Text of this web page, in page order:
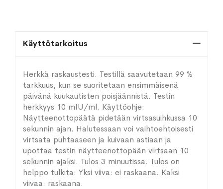
Käyttötarkoitus
Herkkä raskaustesti. Testillä saavutetaan 99 %
tarkkuus, kun se suoritetaan ensimmäisenä
päivänä kuukautisten poisjäännistä. Testin
herkkyys 10 mIU/ml. Käyttöohje:
Näytteenottopäätä pidetään virtsasuihkussa 10
sekunnin ajan. Halutessaan voi vaihtoehtoisesti
virtsata puhtaaseen ja kuivaan astiaan ja
upottaa testin näytteenottopään virtsaan 10
sekunnin ajaksi. Tulos 3 minuutissa. Tulos on
helppo tulkita: Yksi viiva: ei raskaana. Kaksi
viivaa: raskaana.